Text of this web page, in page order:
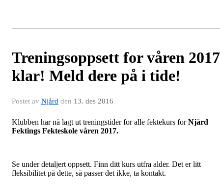
Treningsoppsett for våren 2017
klar! Meld dere på i tide!
Postet av Njård den 13. des 2016
Klubben har nå lagt ut treningstider for alle fektekurs forNjård
Fektings Fekteskole våren 2017.
Se under detaljert oppsett. Finn ditt kurs utfra alder. Det er litt
fleksibilitet på dette, så passer det ikke, ta kontakt.